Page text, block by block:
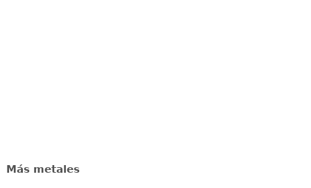
Más metales